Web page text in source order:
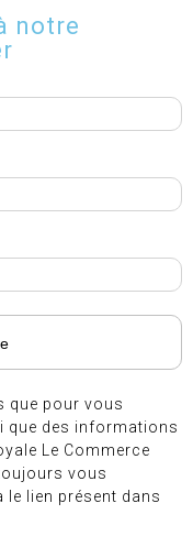
notre
que pour vous
que des informations
Le Commerce
vous
lien présent dans